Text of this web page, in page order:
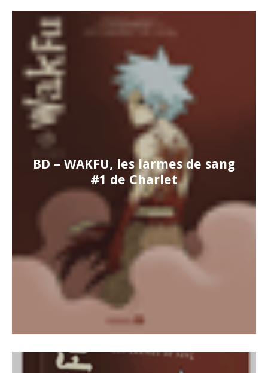
BD – WAKFU, les larmes de sang
#1 de Charlet